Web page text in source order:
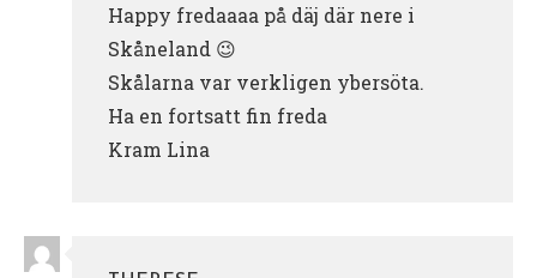
Happy fredaaaa på däj där nere i
Skåneland 😉
Skålarna var verkligen ybersöta.
Ha en fortsatt fin freda
Kram Lina